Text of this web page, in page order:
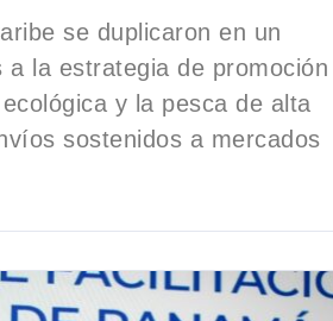
se duplicaron en un
la estrategia de promoción
y la pesca de alta
sostenidos a mercados